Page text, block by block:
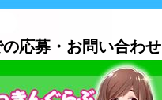
応募・お問い合わせ